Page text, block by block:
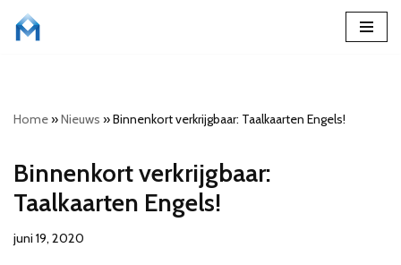
inhoud
Home»Nieuws »Binnenkort verkrijgbaar: Taalkaarten Engels!
Binnenkort verkrijgbaar:
Taalkaarten Engels!
juni 19, 2020